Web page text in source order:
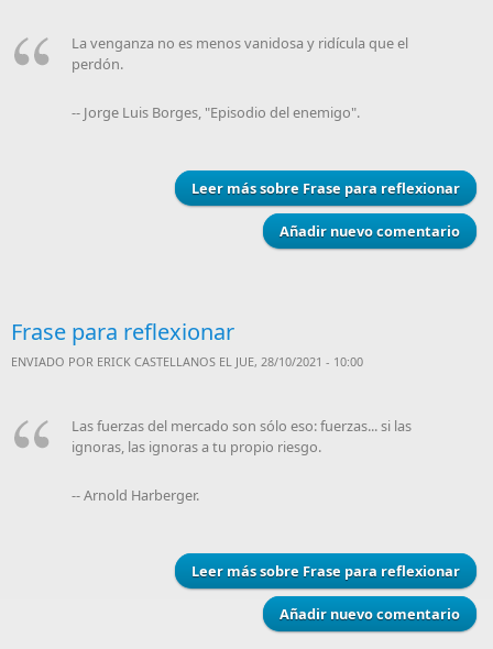
La venganza no es menos vanidosa y ridícula que el
perdón.
-- Jorge Luis Borges, "Episodio del enemigo".
Leer mássobre Frase para reflexionar
Añadir nuevo comentario
Frase para reflexionar
ENVIADO POR ERICK CASTELLANOS EL JUE, 28/10/2021 - 10:00
Las fuerzas del mercado son sólo eso: fuerzas... si las
ignoras, las ignoras a tu propio riesgo.
-- Arnold Harberger.
Leer mássobre Frase para reflexionar
Añadir nuevo comentario